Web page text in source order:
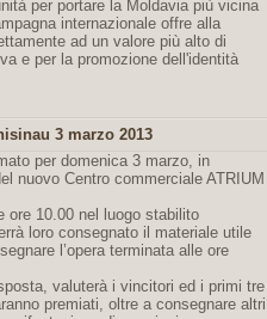
per portare la Moldavia più vicina
internazionale offre alla
ad un valore più alto di
e per la promozione dell'identità
3 marzo 2013
per domenica 3 marzo, in
nuovo Centro commerciale ATRIUM
ore 10.00 nel luogo stabilito
loro consegnato il materiale utile
l’opera terminata alle ore
valuterà i vincitori ed i primi tre
premiati, oltre a consegnare altri